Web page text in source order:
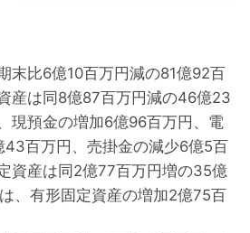
末比6億10百万円減の81億92百
産は同8億87百万円減の46億23
現預金の増加6億96百万円、電
43百万円、売掛金の減少6億5百
資産は同2億77百万円増の35億
、有形固定資産の増加2億75百